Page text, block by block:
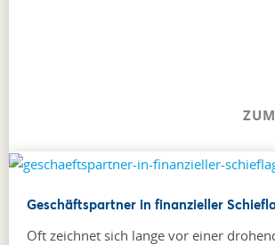
Geschäftspartner in finanzieller
Oft zeichnet sich lange vor einer